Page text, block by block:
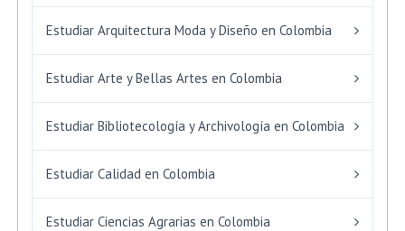
Estudiar Arquitectura Moda y Diseño en Colombia
Estudiar Arte y Bellas Artes en Colombia
Estudiar Bibliotecología y Archivología en Colombia
Estudiar Calidad en Colombia
Estudiar Ciencias Agrarias en Colombia